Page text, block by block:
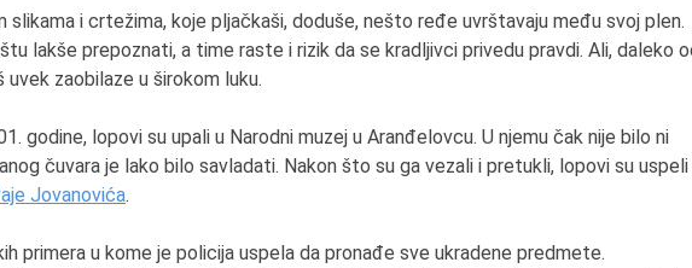
slikama i crtežima, koje pljačkaši, doduše, nešto ređe uvrštavaju među svoj plen.
lakše prepoznati, a time raste i rizik da se kradljivci privedu pravdi. Ali, daleko
zaobilaze u širokom luku.
godine, lopovi su upali u Narodni muzej u Aranđelovcu. U njemu čak nije bilo ni
čuvara je lako bilo savladati. Nakon što su ga vezali i pretukli, lopovi su uspeli
Jovanovića.
primera u kome je policija uspela da pronađe sve ukradene predmete.